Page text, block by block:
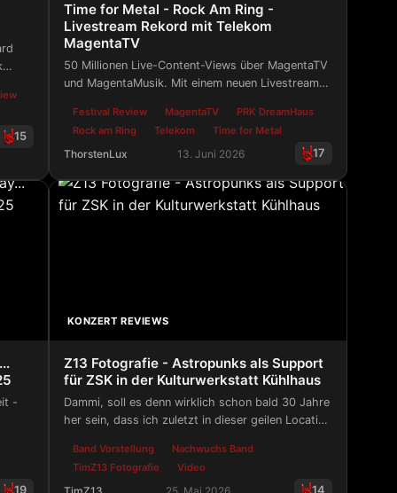
15
Interview mit Dark Soul
Time for Metal - Rock Am Ring -
Livestream Rekord mit Telekom
MagentaTV
50 Millionen Live-Content-Views über MagentaTV
und MagentaMusik. Mit einem neuen Livestream-
Position als führender Anbieter digitaler Live-
Entertainment-Angebote erneut unter Beweis
gestellt.
Festival Review MagentaTV
PRK DreamHaus
Rock am Ring
Telekom Time for Metal
ThorstenLux 13. Juni 2026 17
Time for Metal - Rock Am Ring - Livestream
-
19
KONZERT REVIEWS
Z13 Fotografie - Astropunks als Support
für ZSK in der Kulturwerkstatt Kühlhaus
Dammi, soll es denn wirklich schon bald 30 Jahre
her sein, dass ich zuletzt in dieser geilen Location
Hardcore-Songs darboten?
Band Vorstellung
Nachwuchs Band
TimZ13 Fotografie
Video
TimZ13 25. Mai 2026 14